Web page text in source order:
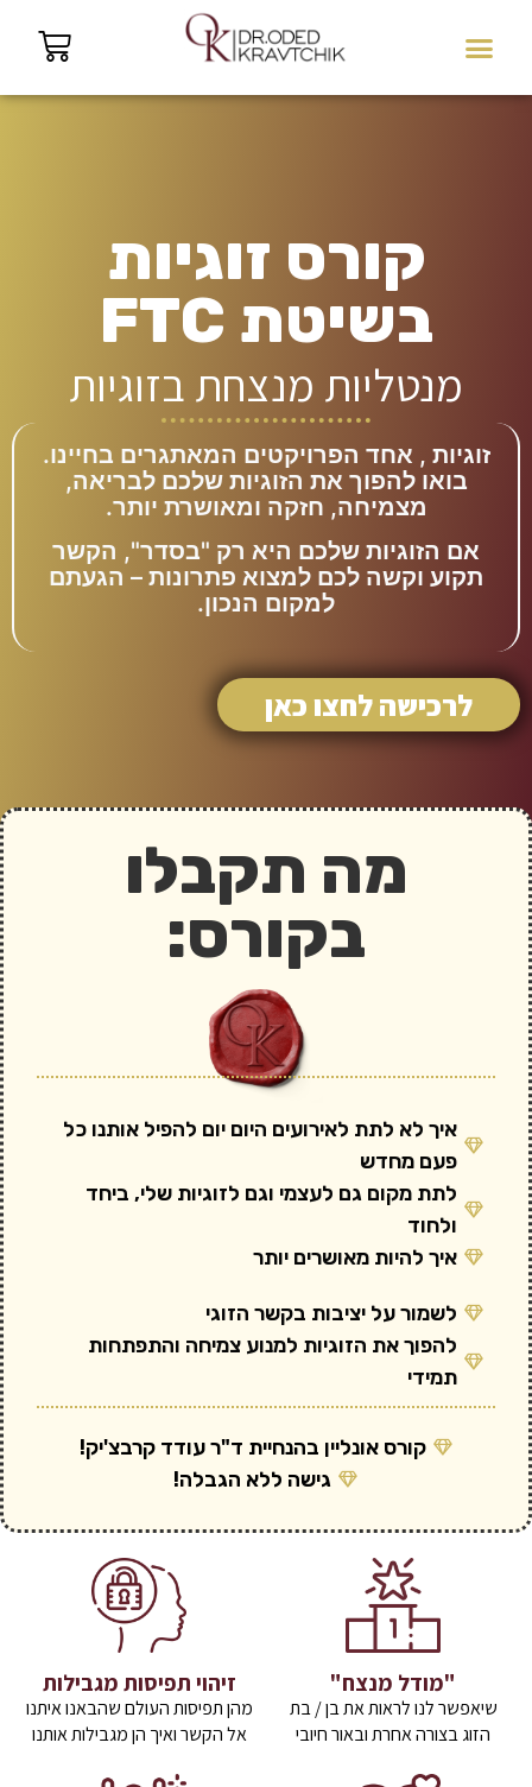
קורס זוגיות
בשיטת FTC
מנטליות מנצחת בזוגיות
זוגיות , אחד הפרויקטים המאתגרים בחיינו.
בואו להפוך את הזוגיות שלכם לבריאה,
מצמיחה, חזקה ומאושרת יותר.
אם הזוגיות שלכם היא רק "בסדר", הקשר
תקוע וקשה לכם למצוא פתרונות – הגעתם
למקום הנכון.
לרכישה לחצו כאן
מה תקבלו
בקורס:
איך לא לתת לאירועים היום יום להפיל אותנו כל
פעם מחדש
לתת מקום גם לעצמי וגם לזוגיות שלי, ביחד
ולחוד
איך להיות מאושרים יותר
לשמור על יציבות בקשר הזוגי
להפוך את הזוגיות למנוע צמיחה והתפתחות
תמידי
קורס אונליין בהנחיית ד"ר עודד קרבצ'יק!
גישה ללא הגבלה!
"מודל מנצח"
שיאפשר לנו לראות את בן / בת
הזוג בצורה אחרת ובאור חיובי
זיהוי תפיסות מגבילות
מהן תפיסות העולם שהבאנו איתנו
אל הקשר ואיך הן מגבילות אותנו